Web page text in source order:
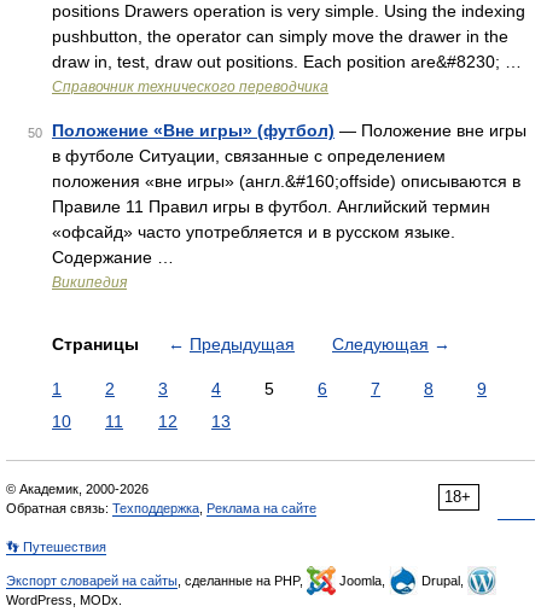
positions Drawers operation is very simple. Using the indexing
pushbutton, the operator can simply move the drawer in the
draw in, test, draw out positions. Each position are&#8230; …
Справочник технического переводчика
50 Положение «Вне игры» (футбол) — Положение вне игры
в футболе Ситуации, связанные с определением
положения «вне игры» (англ.&#160;offside) описываются в
Правиле 11 Правил игры в футбол. Английский термин
«офсайд» часто употребляется и в русском языке.
Содержание …
Википедия
Страницы ← Предыдущая Следующая →
1 2 3 4 5 6 7 8
9
10
11 12 13
18+
© Академик, 2000-2026
Обратная связь: Техподдержка Реклама на сайте
👣 Путешествия
Экспорт словарей на сайты , сделанные на PHP, Joomla,
Drupal,
WordPress, MODx.